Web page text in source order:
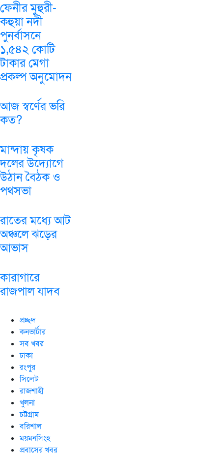
ফেনীর মুহুরী-
কহুয়া নদী
পুনর্বাসনে
১,৫৪২ কোটি
টাকার মেগা
প্রকল্প অনুমোদন
আজ স্বর্ণের ভরি
কত?
মান্দায় কৃষক
দলের উদ্যোগে
উঠান বৈঠক ও
পথসভা
রাতের মধ্যে আট
অঞ্চলে ঝড়ের
আভাস
কারাগারে
রাজপাল যাদব
প্রচ্ছদ
কনভার্টার
সব খবর
ঢাকা
রংপুর
সিলেট
রাজশাহী
খুলনা
চট্টগ্রাম
বরিশাল
ময়মনসিংহ
প্রবাসের খবর